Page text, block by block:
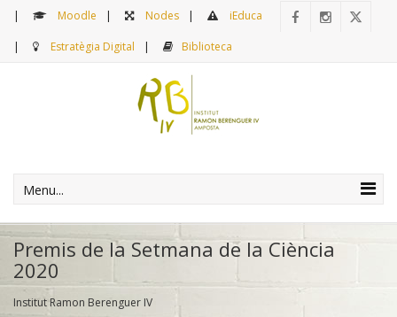
Moodle Nodes iEduca
Estratègia Digital Biblioteca
Menu...
Premis de la Setmana de la Ciència
2020
Institut Ramon Berenguer IV